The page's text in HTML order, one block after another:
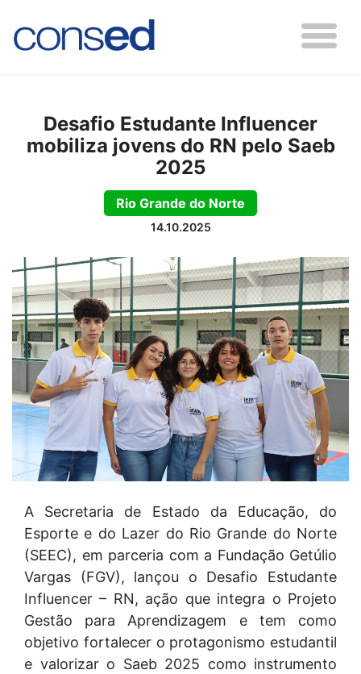
Desafio Estudante Influencer
mobiliza jovens do RN pelo Saeb
2025
Rio Grande do Norte
14.10.2025
A Secretaria de Estado da Educação, do
Esporte e do Lazer do Rio Grande do Norte
(SEEC), em parceria com a Fundação Getúlio
Vargas (FGV), lançou o Desafio Estudante
Influencer – RN, ação que integra o Projeto
Gestão para Aprendizagem e tem como
objetivo fortalecer o protagonismo estudantil
e valorizar o Saeb 2025 como instrumento